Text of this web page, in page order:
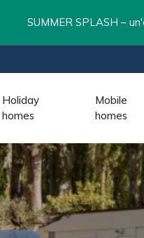
SUMMER SPLASH –
Holiday
homes
Mobile
homes